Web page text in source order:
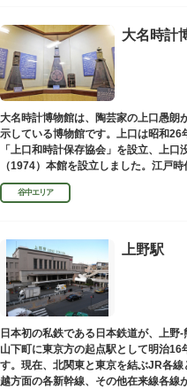
大名時計
大名時計博物館は、陶芸家の上口愚朗
示している博物館です。上口は昭和
「上口和時計保存協会」を設立、上
（1974）本館を設立しました。江戸
櫓時計、台時計、枕時計などが並びます
谷中エリア
上野駅
日本初の私鉄である日本鉄道が、上野
山下町に東京方の起点駅として明治
す。現在、北関東と東京を結ぶJR各
越方面の各新幹線、その他在来線各線